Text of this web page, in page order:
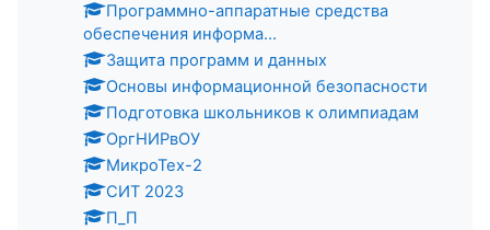
Программно-аппаратные средства
обеспечения информа...
Защита программ и данных
Основы информационной безопасности
Подготовка школьников к олимпиадам
ОргНИРвОУ
МикроТех-2
СИТ 2023
П_П